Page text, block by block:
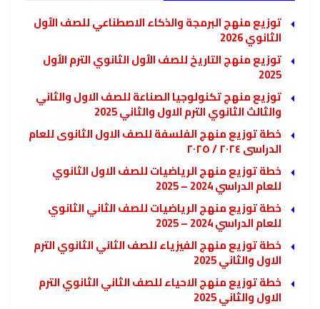
توزيع منهج البرمجة والذكاء الاصطناعي للصف الأول
الثانوي 2026
توزيع منهج التاريخ للصف الأول الثانوي الترم الأول
2025
توزيع منهج تكنولوجيا الصناعة للصف الاول والثاني
والثالث الثانوي الترم الاول والثاني 2025
خطة توزيع منهج الفلسفة للصف الاول الثانوى للعام
الدراسى ٢٠٢٤ / ٢٠٢٥
خطة توزيع منهج الرياضيات للصف الاول الثانوي
للعام الدراسي 2024 – 2025
خطة توزيع منهج الرياضيات للصف الثاني الثانوي
للعام الدراسي 2024 – 2025
خطة توزيع منهج الفيزياء للصف الثاني الثانوي الترم
الاول والثاني 2025
خطة توزيع منهج الاحياء للصف الثاني الثانوي الترم
الاول والثاني 2025